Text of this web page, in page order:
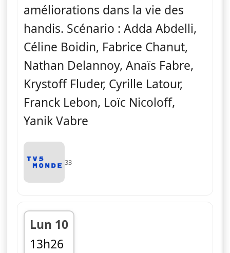
améliorations dans la vie des
handis. Scénario : Adda Abdelli,
Céline Boidin, Fabrice Chanut,
Nathan Delannoy, Anaïs Fabre,
Krystoff Fluder, Cyrille Latour,
Franck Lebon, Loïc Nicoloff,
Yanik Vabre
33
Lun 10
13h26